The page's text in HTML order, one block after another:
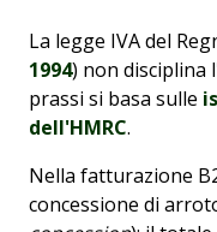
La legge IVA del
1994) non disciplina
prassi si basa sulle
dell'HMRC.
Nella fatturazione
concessione di